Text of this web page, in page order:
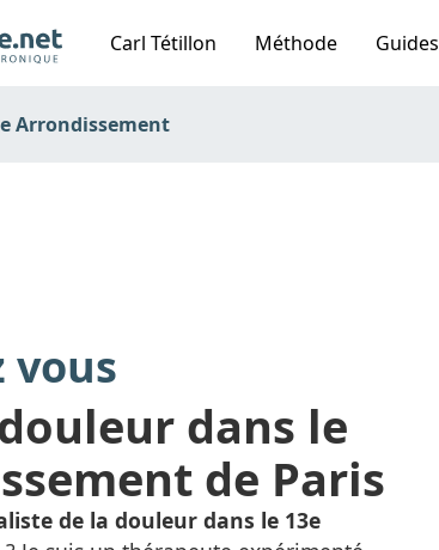
Carl Tétillon Méthode Guides
Arrondissement
vous
dans le
de Paris
de la douleur dans le 13e